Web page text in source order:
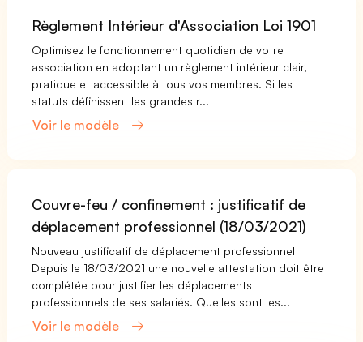
Règlement Intérieur d'Association Loi 1901
Optimisez le fonctionnement quotidien de votre
association en adoptant un règlement intérieur clair,
pratique et accessible à tous vos membres. Si les
statuts définissent les grandes r...
Voir le modèle
Couvre-feu / confinement : justificatif de
déplacement professionnel (18/03/2021)
Nouveau justificatif de déplacement professionnel
Depuis le 18/03/2021 une nouvelle attestation doit être
complétée pour justifier les déplacements
professionnels de ses salariés. Quelles sont les...
Voir le modèle